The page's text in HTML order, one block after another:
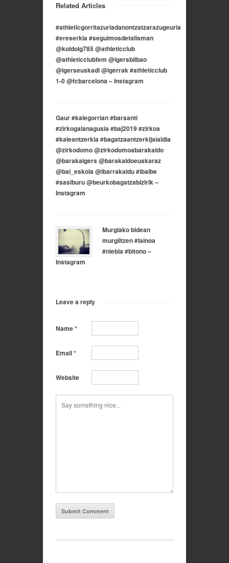
Related Articles
#athleticgorritazuriadanontzatzarazugeuria
#ereserkia #seguimosdetalisman
@koldolg785 @athleticclub
@athleticclubfem @igersbilbao
@igerseuskadi @igerrak #athleticclub
1-0 @fcbarcelona – Instagram
Gaur #kalegorrian #barsanti
#zirkogalanagusia #baj2019 #zirkoa
#kaleantzerkia #bagatzaantzerkijaialdia
@zirkodomo @zirkodomoabarakaldo
@barakaigers @barakaldoeuskaraz
@bai_eskola @ibarrakaldu #ibaibe
#sasiburu @beurkobagatzabizirik –
Instagram
Murgiako bidean
murgiltzen #lainoa
#niebla #bitono –
Instagram
Leave a reply
Name*
Email*
Website